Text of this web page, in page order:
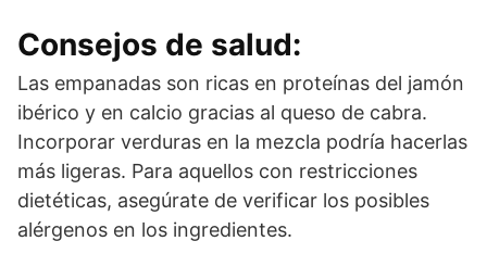
Consejos de salud:
Las empanadas son ricas en proteínas del jamón
ibérico y en calcio gracias al queso de cabra.
Incorporar verduras en la mezcla podría hacerlas
más ligeras. Para aquellos con restricciones
dietéticas, asegúrate de verificar los posibles
alérgenos en los ingredientes.